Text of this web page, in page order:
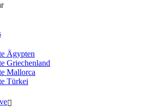
Ägypten
Griechenland
Mallorca
Türkei